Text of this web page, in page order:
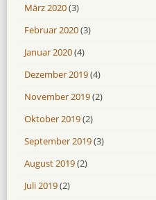
März 2020(3)
Februar 2020(3)
Januar 2020(4)
Dezember 2019(4)
November 2019(2)
Oktober 2019(2)
September 2019(3)
August 2019(2)
Juli 2019(2)